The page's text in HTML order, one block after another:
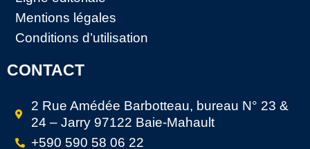
Mentions légales
Conditions d’utilisation
CONTACT
2 Rue Amédée Barbotteau, bureau N° 23 &
24 – Jarry 97122 Baie-Mahault
+590 590 58 06 22